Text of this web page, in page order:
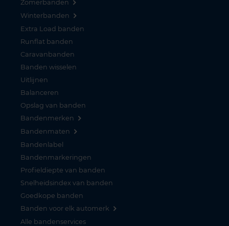
Zomerbanden
Winterbanden
Extra Load banden
Runflat banden
Caravanbanden
Banden wisselen
Uitlijnen
Balanceren
Opslag van banden
Bandenmerken
Bandenmaten
Bandenlabel
Bandenmarkeringen
Profieldiepte van banden
Snelheidsindex van banden
Goedkope banden
Banden voor elk automerk
Alle bandenservices